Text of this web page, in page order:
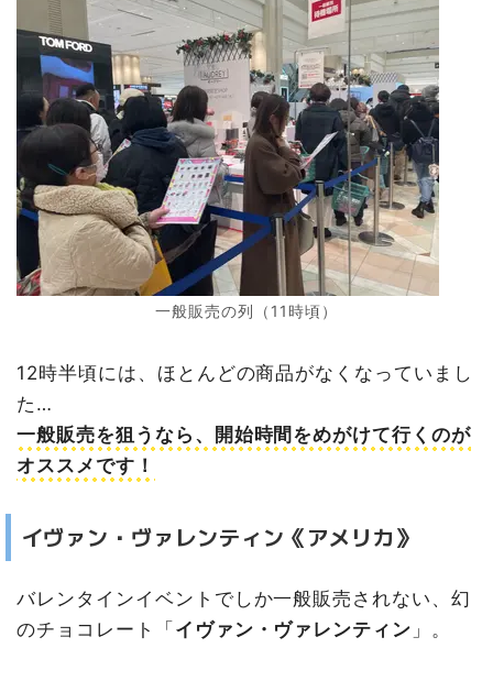
一般販売の列（11時頃）
12時半頃には、ほとんどの商品がなくなっていまし
た…
一般販売を狙うなら、開始時間をめがけて行くのが
オススメです！
イヴァン・ヴァレンティン《アメリカ》
バレンタインイベントでしか一般販売されない、幻
のチョコレート「 イヴァン・ヴァレンティン 」。